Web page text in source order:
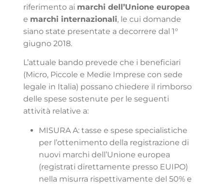
riferimento ai marchi dell’Unione europea
e marchi internazionali, le cui domande
siano state presentate a decorrere dal 1°
giugno 2018.
L’attuale bando prevede che i beneficiari
(Micro, Piccole e Medie Imprese con sede
legale in Italia) possano chiedere il rimborso
delle spese sostenute per le seguenti
attività relative a:
MISURA A: tasse e spese specialistiche
per l’ottenimento della registrazione di
nuovi marchi dell’Unione europea
(registrati direttamente presso EUIPO)
nella misurra rispettivamente del 50% e